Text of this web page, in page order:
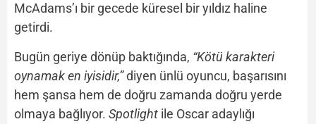
McAdams’ı bir gecede küresel bir yıldız haline
getirdi.
Bugün geriye dönüp baktığında, “Kötü karakteri
oynamak en iyisidir,”diyen ünlü oyuncu, başarısını
hem şansa hem de doğru zamanda doğru yerde
olmaya bağlıyor. Spotlight ile Oscar adaylığı